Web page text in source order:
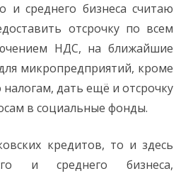
и среднего бизнеса считаю
отсрочку по всем
НДС, на ближайшие
микропредприятий, кроме
налогам, дать ещё и отсрочку
в социальные фонды.
кредитов, то и здесь
и среднего бизнеса,